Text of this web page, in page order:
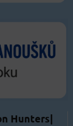
Hunters|